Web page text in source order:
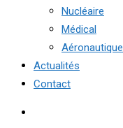
Nucléaire
Médical
Aéronautique
Actualités
Contact